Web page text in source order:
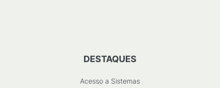
DESTAQUES
Acesso a Sistemas